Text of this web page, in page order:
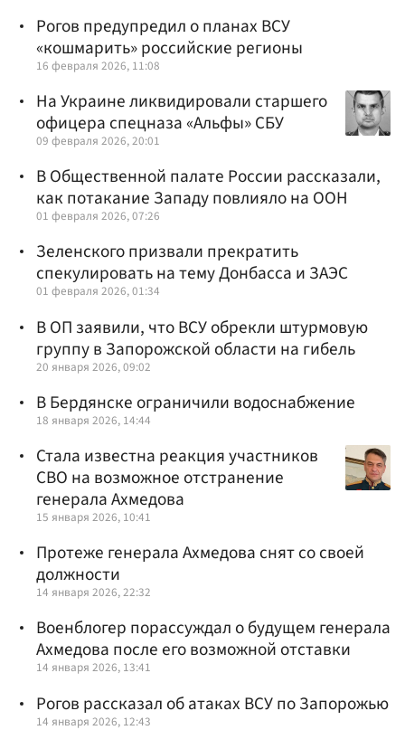
Рогов предупредил о планах ВСУ
«кошмарить» российские регионы
16 февраля 2026, 11:08
На Украине ликвидировали старшего
офицера спецназа «Альфы» СБУ
09 февраля 2026, 20:01
В Общественной палате России рассказали,
как потакание Западу повлияло на ООН
01 февраля 2026, 07:26
Зеленского призвали прекратить
спекулировать на тему Донбасса и ЗАЭС
01 февраля 2026, 01:34
В ОП заявили, что ВСУ обрекли штурмовую
группу в Запорожской области на гибель
20 января 2026, 09:02
В Бердянске ограничили водоснабжение
18 января 2026, 14:44
Стала известна реакция участников
СВО на возможное отстранение
генерала Ахмедова
15 января 2026, 10:41
Протеже генерала Ахмедова снят со своей
должности
14 января 2026, 22:32
Военблогер порассуждал о будущем генерала
Ахмедова после его возможной отставки
14 января 2026, 13:41
Рогов рассказал об атаках ВСУ по Запорожью
14 января 2026, 12:43